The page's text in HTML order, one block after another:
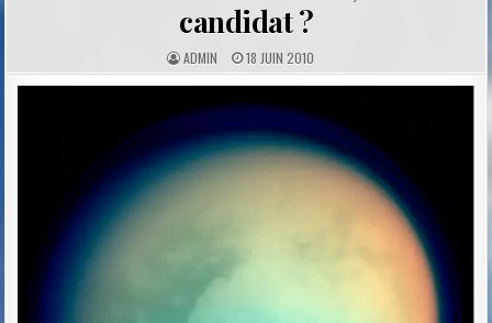
candidat ?
A
U
T
ADMIN P
U
B
I
H
E
D
D
18 JUIN 2010